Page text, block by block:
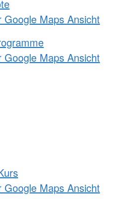
Google Maps Ansicht
Google Maps Ansicht
Google Maps Ansicht